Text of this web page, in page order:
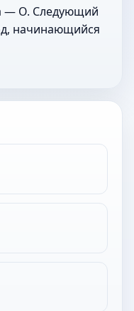
— О. Следующий
начинающийся